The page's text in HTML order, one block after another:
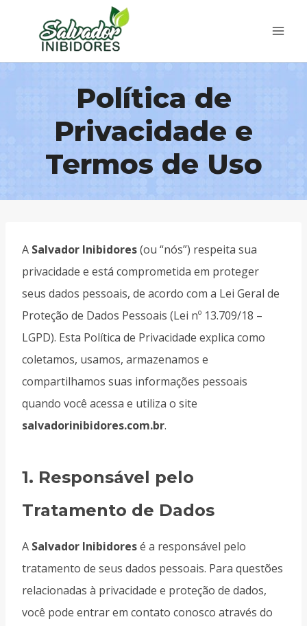
Política de
Privacidade e
Termos de Uso
A Salvador Inibidores(ou “nós”) respeita sua
privacidade e está comprometida em proteger
seus dados pessoais, de acordo com a Lei Geral de
Proteção de Dados Pessoais (Lei nº 13.709/18 –
LGPD). Esta Política de Privacidade explica como
coletamos, usamos, armazenamos e
compartilhamos suas informações pessoais
quando você acessa e utiliza o site
salvadorinibidores.com.br.
1. Responsável pelo
Tratamento de Dados
A Salvador Inibidoresé a responsável pelo
tratamento de seus dados pessoais. Para questões
relacionadas à privacidade e proteção de dados,
você pode entrar em contato conosco através do